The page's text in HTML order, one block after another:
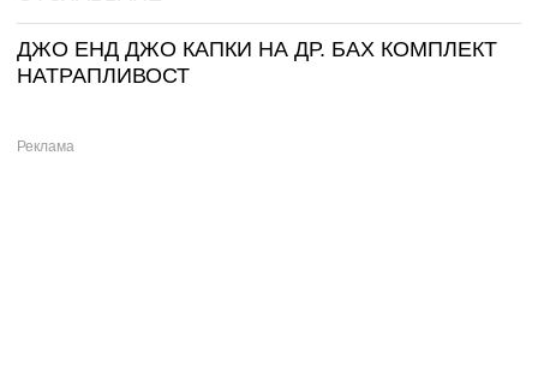
ДЖО ЕНД ДЖО КАПКИ НА ДР. БАХ КОМПЛЕКТ
НАТРАПЛИВОСТ